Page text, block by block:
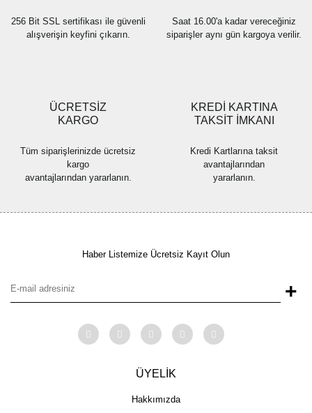
256 Bit SSL sertifikası ile güvenli
alışverişin keyfini çıkarın.
Saat 16.00'a kadar vereceğiniz
siparişler aynı gün kargoya verilir.
ÜCRETSİZ
KARGO
Tüm siparişlerinizde ücretsiz
kargo
avantajlarından yararlanın.
KREDİ KARTINA
TAKSİT İMKANI
Kredi Kartlarına taksit
avantajlarından
yararlanın.
Haber Listemize Ücretsiz Kayıt Olun
+
ÜYELİK
Hakkımızda